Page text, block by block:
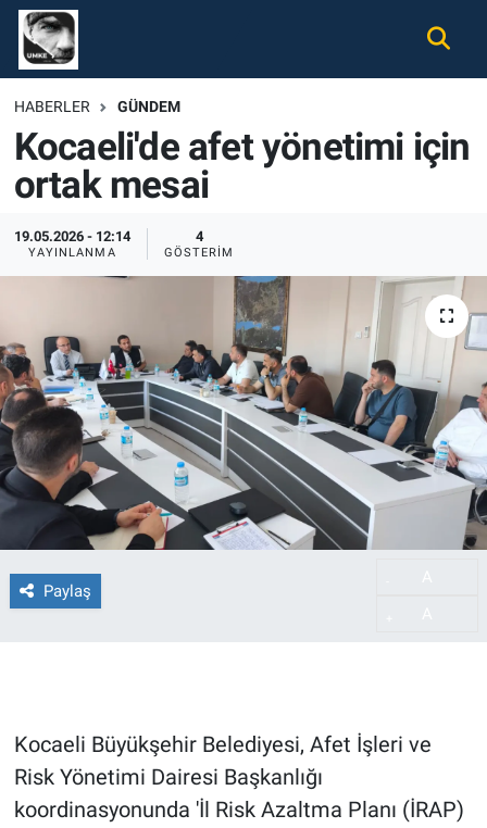
HABERLER GÜNDEM
Kocaeli'de afet yönetimi için
ortak mesai
19.05.2026 - 12:14
YAYINLANMA
4
GÖSTERIM
Paylaş
Kocaeli Büyükşehir Belediyesi, Afet İşleri ve
Risk Yönetimi Dairesi Başkanlığı
koordinasyonunda 'İl Risk Azaltma Planı (İRAP)
Gündem
Ekonomi
Spor
Magazin
İletişim
Künye
Nöbetçi Eczaneler
Hava Durumu
Namaz Vakitleri
Trafik Durumu
Süper Lig Puan Durumu ve Fikstür
Tüm Manşetler
Son Dakika Haberleri
Haber Arşivi